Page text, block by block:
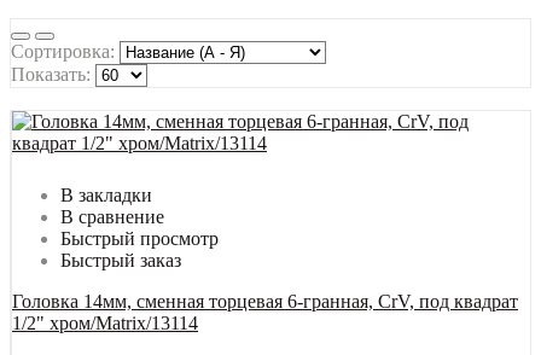
Сортировка:
Показать:
В закладки
В сравнение
Быстрый просмотр
Быстрый заказ
Головка 14мм, сменная торцевая 6-гранная, CrV, под квадрат
1/2" хром/Matrix/13114